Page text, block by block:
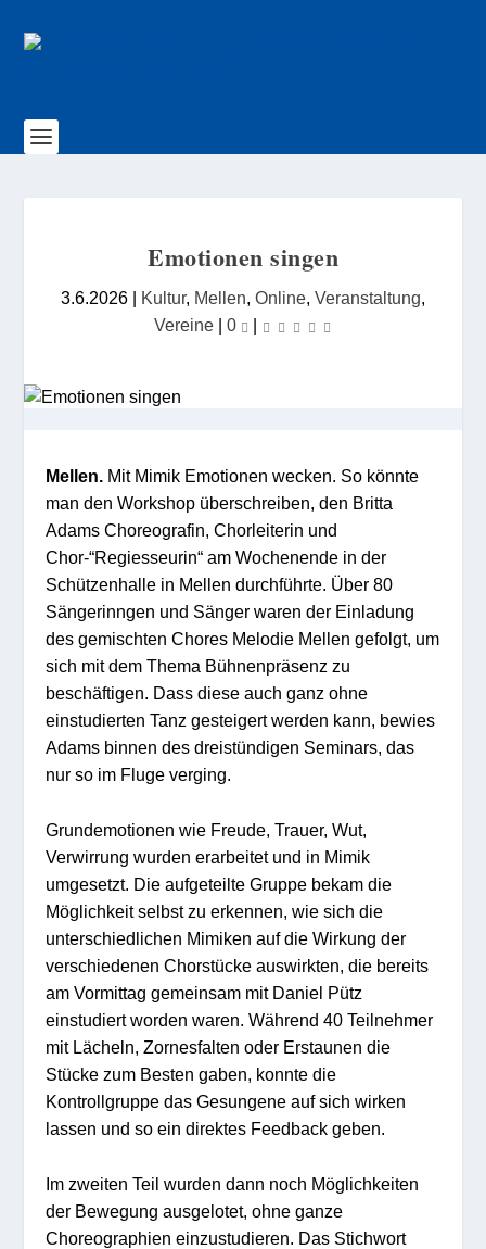
Emotionen singen
3.6.2026 | Kultur, Mellen, Online, Veranstaltung,
Vereine| 0 |
Mellen. Mit Mimik Emotionen wecken. So könnte
man den Workshop überschreiben, den Britta
Adams Choreografin, Chorleiterin und
Chor-“Regiesseurin“ am Wochenende in der
Schützenhalle in Mellen durchführte. Über 80
Sängerinngen und Sänger waren der Einladung
des gemischten Chores Melodie Mellen gefolgt, um
sich mit dem Thema Bühnenpräsenz zu
beschäftigen. Dass diese auch ganz ohne
einstudierten Tanz gesteigert werden kann, bewies
Adams binnen des dreistündigen Seminars, das
nur so im Fluge verging.
Grundemotionen wie Freude, Trauer, Wut,
Verwirrung wurden erarbeitet und in Mimik
umgesetzt. Die aufgeteilte Gruppe bekam die
Möglichkeit selbst zu erkennen, wie sich die
unterschiedlichen Mimiken auf die Wirkung der
verschiedenen Chorstücke auswirkten, die bereits
am Vormittag gemeinsam mit Daniel Pütz
einstudiert worden waren. Während 40 Teilnehmer
mit Lächeln, Zornesfalten oder Erstaunen die
Stücke zum Besten gaben, konnte die
Kontrollgruppe das Gesungene auf sich wirken
lassen und so ein direktes Feedback geben.
Im zweiten Teil wurden dann noch Möglichkeiten
der Bewegung ausgelotet, ohne ganze
Choreographien einzustudieren. Das Stichwort